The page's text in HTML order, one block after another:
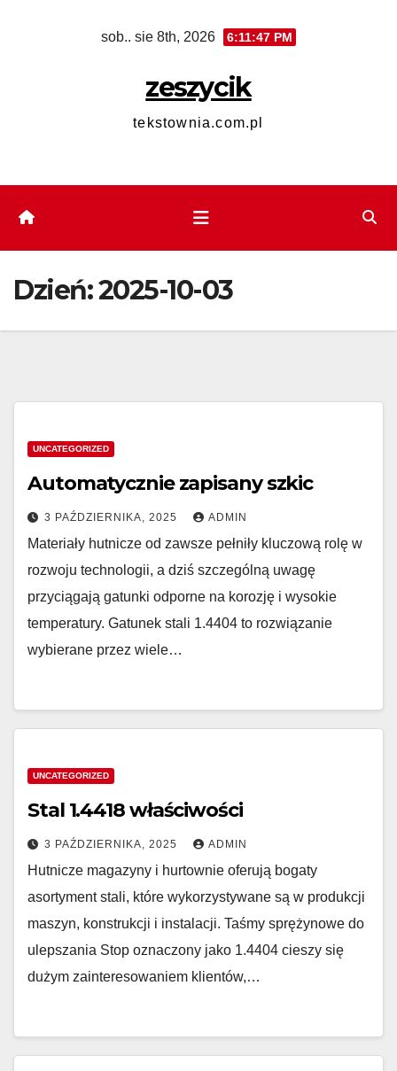
sob.. sie 8th, 2026 6:11:48 PM
zeszycik
tekstownia.com.pl
Dzień:2025-10-03
UNCATEGORIZED
Automatycznie zapisany szkic
3 PAŹDZIERNIKA, 2025 ADMIN
Materiały hutnicze od zawsze pełniły kluczową rolę w
rozwoju technologii, a dziś szczególną uwagę
przyciągają gatunki odporne na korozję i wysokie
temperatury. Gatunek stali 1.4404 to rozwiązanie
wybierane przez wiele…
UNCATEGORIZED
Stal 1.4418 właściwości
3 PAŹDZIERNIKA, 2025 ADMIN
Hutnicze magazyny i hurtownie oferują bogaty
asortyment stali, które wykorzystywane są w produkcji
maszyn, konstrukcji i instalacji. Taśmy sprężynowe do
ulepszania Stop oznaczony jako 1.4404 cieszy się
dużym zainteresowaniem klientów,…